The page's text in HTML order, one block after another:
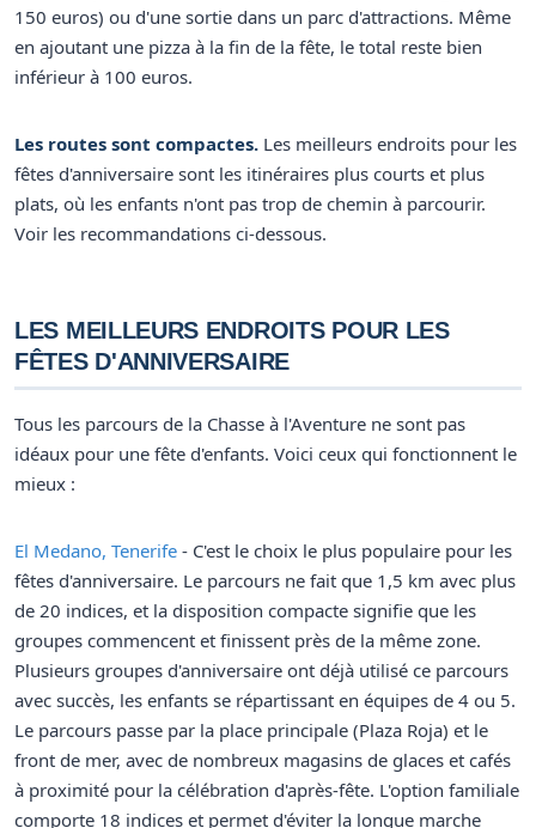
150 euros) ou d'une sortie dans un parc d'attractions. Même
en ajoutant une pizza à la fin de la fête, le total reste bien
inférieur à 100 euros.
Les routes sont compactes. Les meilleurs endroits pour les
fêtes d'anniversaire sont les itinéraires plus courts et plus
plats, où les enfants n'ont pas trop de chemin à parcourir.
Voir les recommandations ci-dessous.
LES MEILLEURS ENDROITS POUR LES
FÊTES D'ANNIVERSAIRE
Tous les parcours de la Chasse à l'Aventure ne sont pas
idéaux pour une fête d'enfants. Voici ceux qui fonctionnent le
mieux :
El Medano, Tenerife - C'est le choix le plus populaire pour les
fêtes d'anniversaire. Le parcours ne fait que 1,5 km avec plus
de 20 indices, et la disposition compacte signifie que les
groupes commencent et finissent près de la même zone.
Plusieurs groupes d'anniversaire ont déjà utilisé ce parcours
avec succès, les enfants se répartissant en équipes de 4 ou 5.
Le parcours passe par la place principale (Plaza Roja) et le
front de mer, avec de nombreux magasins de glaces et cafés
à proximité pour la célébration d'après-fête. L'option familiale
comporte 18 indices et permet d'éviter la longue marche